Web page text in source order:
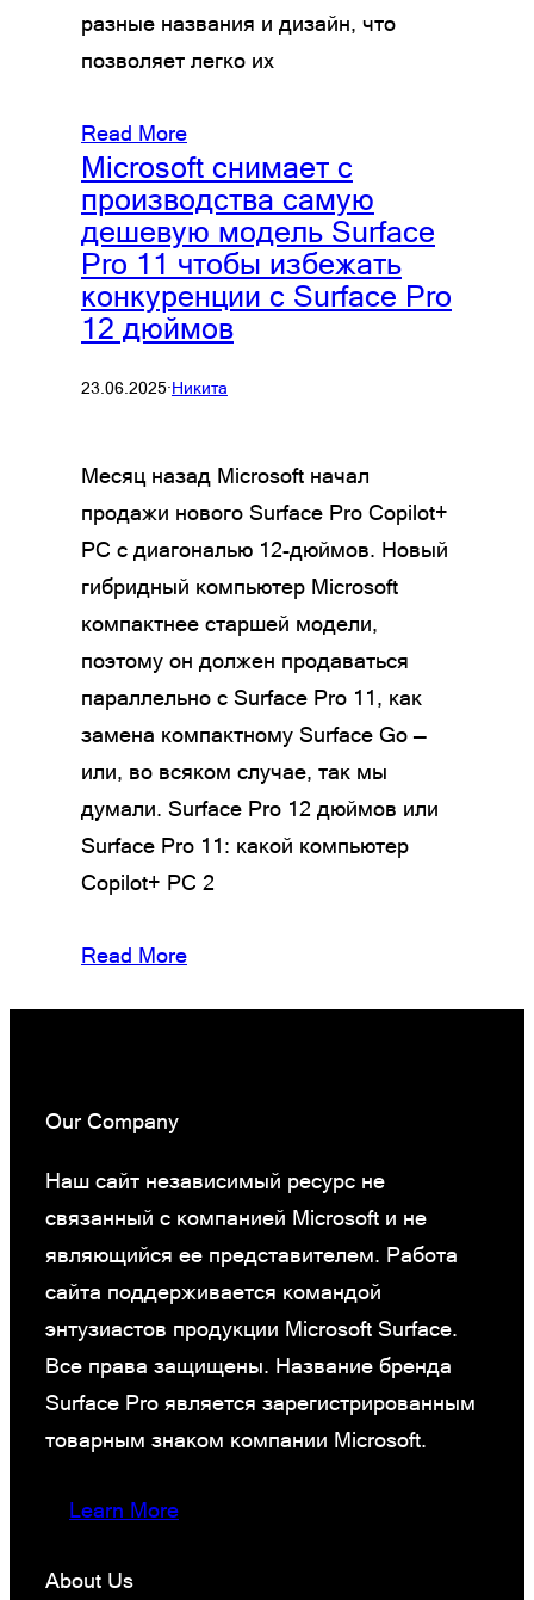
разные названия и дизайн, что
позволяет легко их
Read More
Microsoft снимает с
производства самую
дешевую модель Surface
Pro 11 чтобы избежать
конкуренции с Surface Pro
12 дюймов
23.06.2025·Никита
Месяц назад Microsoft начал
продажи нового Surface Pro Copilot+
PC с диагональю 12-дюймов. Новый
гибридный компьютер Microsoft
компактнее старшей модели,
поэтому он должен продаваться
параллельно с Surface Pro 11, как
замена компактному Surface Go —
или, во всяком случае, так мы
думали. Surface Pro 12 дюймов или
Surface Pro 11: какой компьютер
Copilot+ PC 2
Read More
Our Company
Наш сайт независимый ресурс не
связанный с компанией Microsoft и не
являющийся ее представителем. Работа
сайта поддерживается командой
энтузиастов продукции Microsoft Surface.
Все права защищены. Название бренда
Surface Pro является зарегистрированным
товарным знаком компании Microsoft.
Learn More
About Us